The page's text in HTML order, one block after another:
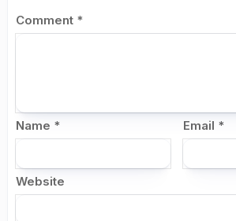
Comment *
Name * Email *
Website